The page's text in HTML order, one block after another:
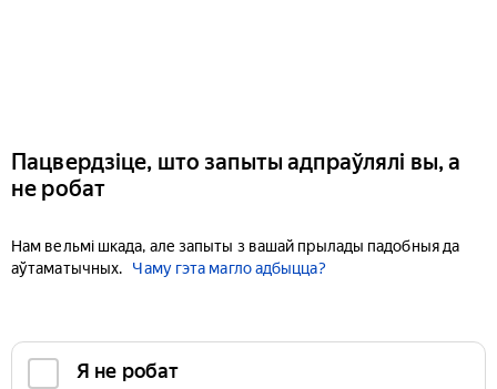
Пацвердзіце, што запыты адпраўлялі вы, а
не робат
Нам вельмі шкада, але запыты з вашай прылады падобныя да
аўтаматычных.
Чаму гэта магло адбыцца?
Я не робат